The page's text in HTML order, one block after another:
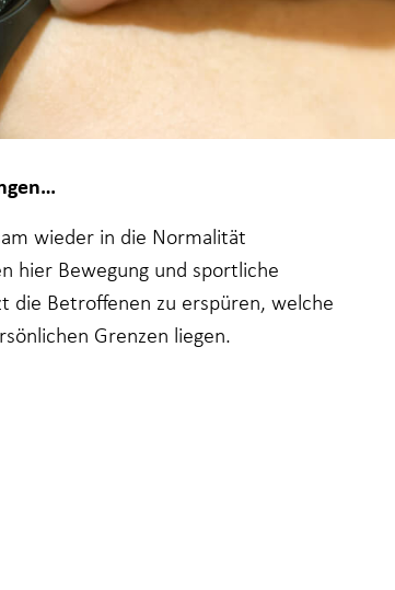
wieder in die Normalität
hier Bewegung und sportliche
Betroffenen zu erspüren, welche
Grenzen liegen.